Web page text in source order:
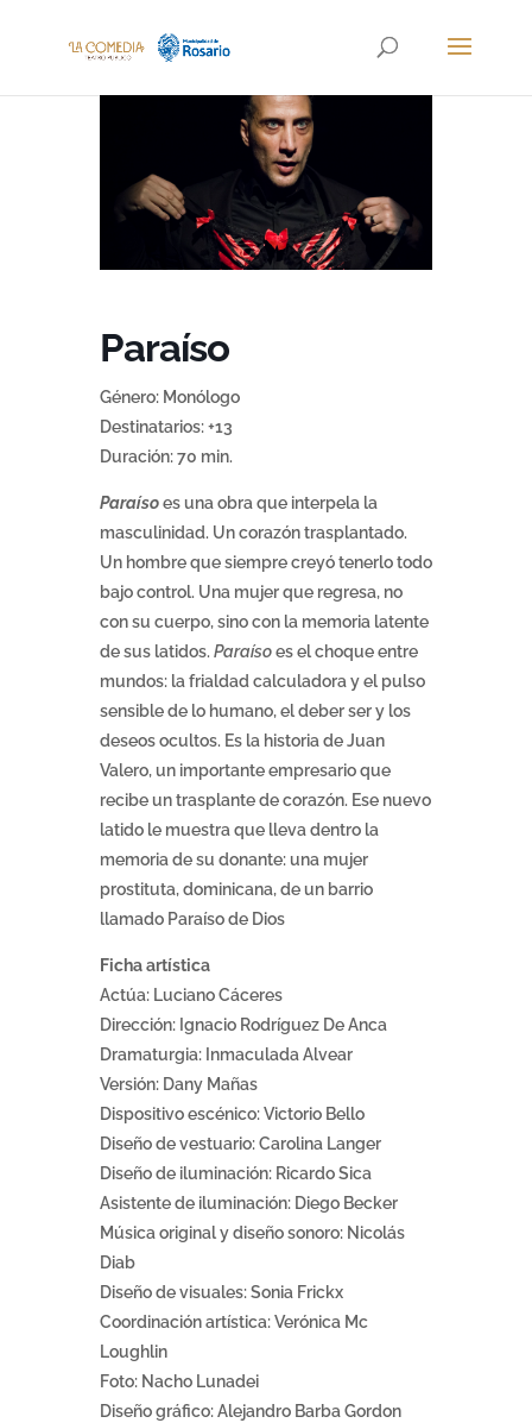
Paraíso
Género: Monólogo
Destinatarios: +13
Duración: 70 min.
Paraísoes una obra que interpela la
masculinidad. Un corazón trasplantado.
Un hombre que siempre creyó tenerlo todo
bajo control. Una mujer que regresa, no
con su cuerpo, sino con la memoria latente
de sus latidos. Paraísoes el choque entre
mundos: la frialdad calculadora y el pulso
sensible de lo humano, el deber ser y los
deseos ocultos. Es la historia de Juan
Valero, un importante empresario que
recibe un trasplante de corazón. Ese nuevo
latido le muestra que lleva dentro la
memoria de su donante: una mujer
prostituta, dominicana, de un barrio
llamado Paraíso de Dios
Ficha artística
Actúa: Luciano Cáceres
Dirección: Ignacio Rodríguez De Anca
Dramaturgia: Inmaculada Alvear
Versión: Dany Mañas
Dispositivo escénico: Victorio Bello
Diseño de vestuario: Carolina Langer
Diseño de iluminación: Ricardo Sica
Asistente de iluminación: Diego Becker
Música original y diseño sonoro: Nicolás
Diab
Diseño de visuales: Sonia Frickx
Coordinación artística: Verónica Mc
Loughlin
Foto: Nacho Lunadei
Diseño gráfico: Alejandro Barba Gordon